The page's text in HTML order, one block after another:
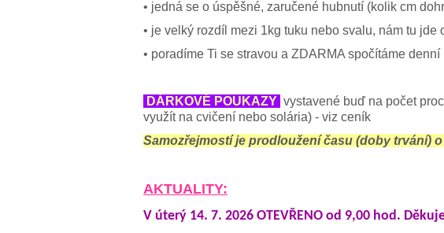
• jedná se o úspěšné, zaručené hubnutí (kolik cm
• je velký rozdíl mezi 1kg tuku nebo svalu, nám tu
• poradíme Ti se stravou a ZDARMA spočítáme
DÁRKOVÉ POUKAZY vystavené buď na počet
využít na cvičení nebo solária) - viz ceník
Samozřejmostí je prodloužení času (doby trvání)
AKTUALITY:
V úterý 14. 7. 2026 OTEVŘENO od 9,00 hod.